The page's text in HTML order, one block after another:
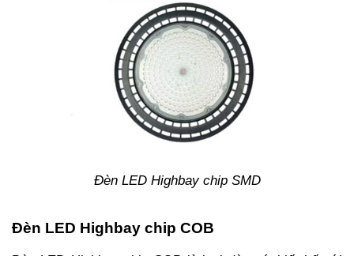
Đèn LED Highbay chip SMD
Đèn LED Highbay chip COB